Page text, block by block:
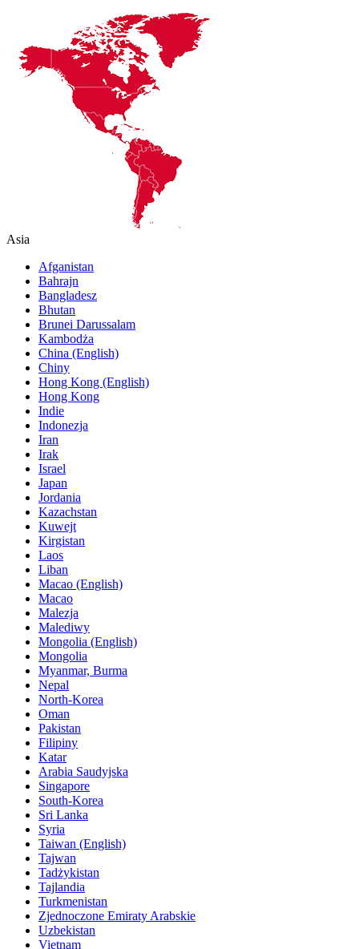
Asia
Afganistan
Bahrajn
Bangladesz
Bhutan
Brunei Darussalam
Kambodża
China (English)
Chiny
Hong Kong (English)
Hong Kong
Indie
Indonezja
Iran
Irak
Israel
Japan
Jordania
Kazachstan
Kuwejt
Kirgistan
Laos
Liban
Macao (English)
Macao
Malezja
Malediwy
Mongolia (English)
Mongolia
Myanmar, Burma
Nepal
North-Korea
Oman
Pakistan
Filipiny
Katar
Arabia Saudyjska
Singapore
South-Korea
Sri Lanka
Syria
Taiwan (English)
Tajwan
Tadżykistan
Tajlandia
Turkmenistan
Zjednoczone Emiraty Arabskie
Uzbekistan
Vietnam